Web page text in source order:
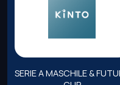
SERIE A MASCHILE &